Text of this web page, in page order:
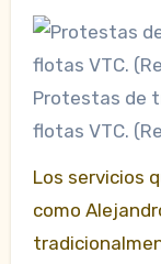
Protestas de
flotas VTC.
Los servicios
como